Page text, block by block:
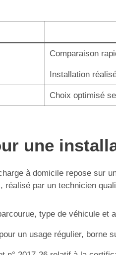
Comparaison
Installation
Choix optimisé
une
à domicile repose
par un technicien
type de véhicule et
un usage régulier,